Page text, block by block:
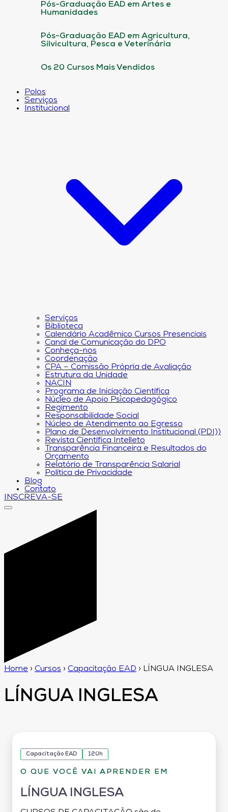
Pós-Graduação EAD em Artes e
Humanidades
Pós-Graduação EAD em Agricultura,
Silvicultura, Pesca e Veterinária
Os 20 Cursos Mais Vendidos
Polos
Serviços
Institucional
Serviços
Biblioteca
Calendário Acadêmico Cursos Presenciais
Canal de Comunicação do DPO
Conheça-nos
Coordenação
CPA – Comissão Própria de Avaliação
Estrutura da Unidade
NACIN
Programa de Iniciação Científica
Núcleo de Apoio Psicopedagógico
Regimento
Responsabilidade Social
Núcleo de Atendimento ao Egresso
Plano de Desenvolvimento Institucional (PDI))
Revista Científica Intelleto
Transparência Financeira e Resultados do
Orçamento
Relatório de Transparência Salarial
Política de Privacidade
Blog
Contato
INSCREVA-SE
Home › Cursos › Capacitação EAD › LÍNGUA INGLESA
LÍNGUA INGLESA
Capacitação EAD 120h
O QUE VOCÊ VAI APRENDER EM
LÍNGUA INGLESA